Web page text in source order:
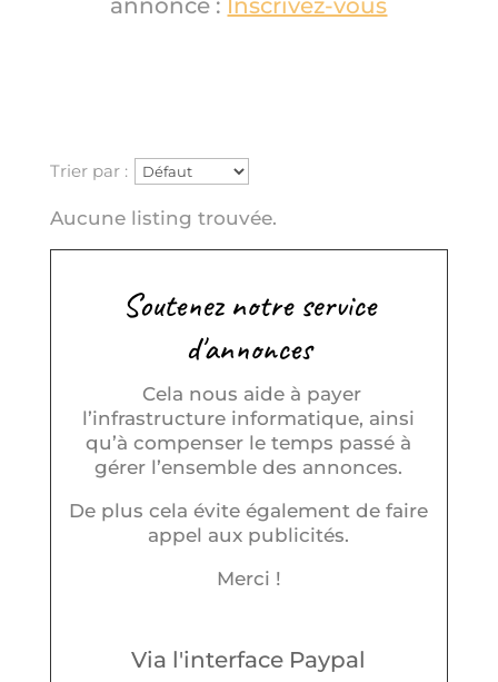
annonce : Inscrivez-vous
Trier par :
Aucune listing trouvée.
Soutenez notre service
d'annonces
Cela nous aide à payer
l’infrastructure informatique, ainsi
qu’à compenser le temps passé à
gérer l’ensemble des annonces.
De plus cela évite également de faire
appel aux publicités.
Merci !
Via l'interface Paypal